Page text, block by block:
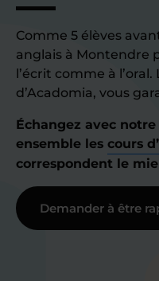
Comme 5 élèves
anglais à Montendre
l’écrit comme à
d’Acadomia, vous
Échangez avec
ensemble les cours
correspondent le
Demander à être